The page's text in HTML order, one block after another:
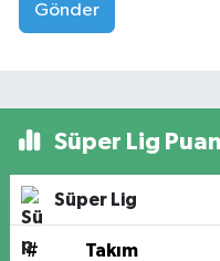
Gönder
Süper Lig
Süper Lig
# Takım